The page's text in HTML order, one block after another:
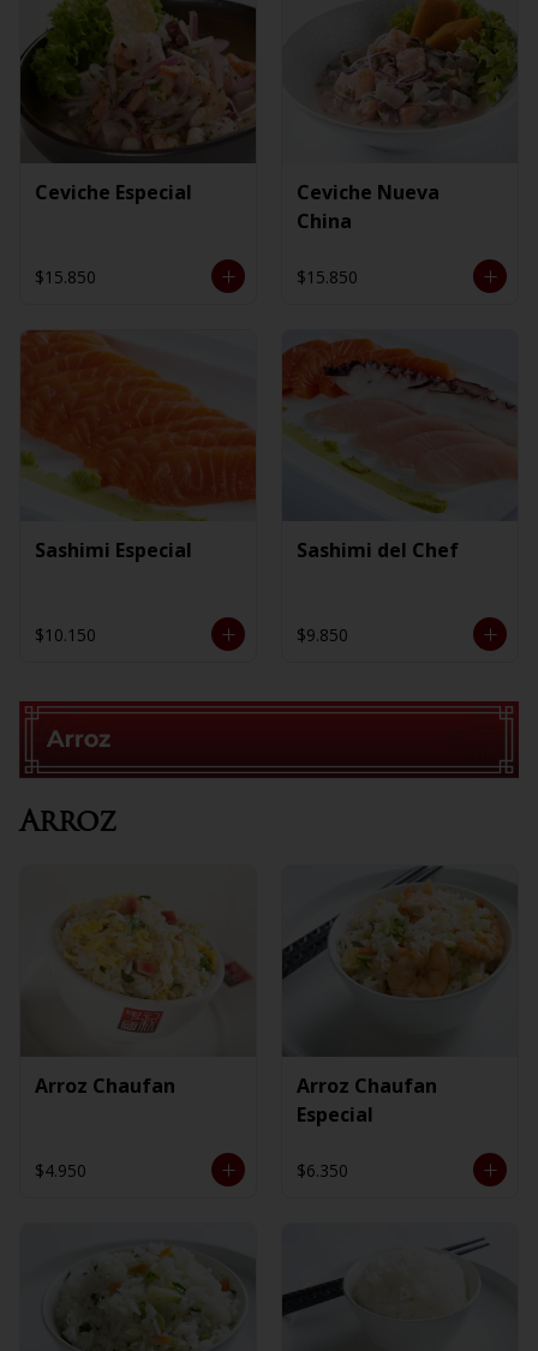
Ceviche Especial
$15.850
Ceviche Nueva
China
$15.850
Sashimi Especial
$10.150
Sashimi del Chef
$9.850
Arroz
Arroz Chaufan
$4.950
Arroz Chaufan
Especial
$6.350